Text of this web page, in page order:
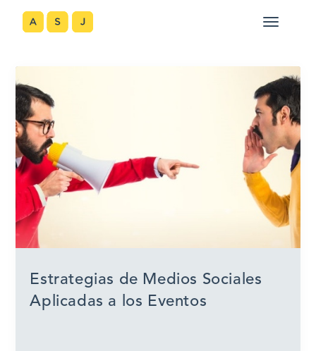
Estrategias de Medios Sociales
Aplicadas a los Eventos